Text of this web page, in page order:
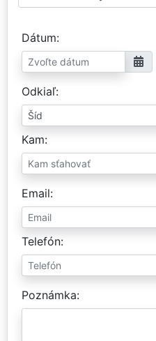
Dátum
Odkiaľ
Kam
Email
Telefón
Poznámka